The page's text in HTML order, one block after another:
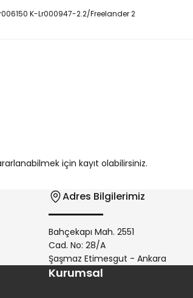
K-Lr000947-2.2/Freelander 2
için kayıt olabilirsiniz.
Adres Bilgilerimiz
Bahçekapı Mah. 2551
Cad. No: 28/A
Şaşmaz Etimesgut - Ankara
Kurumsal